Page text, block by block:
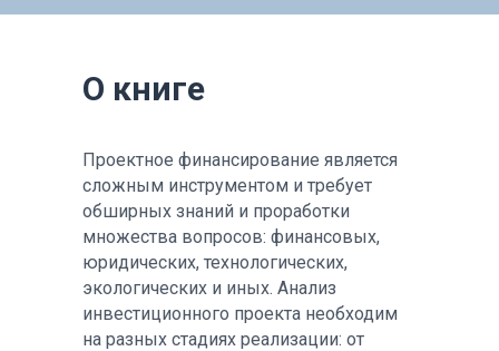
Проектное финансирование является
сложным инструментом и требует
обширных знаний и проработки
множества вопросов: финансовых,
юридических, технологических,
экологических и иных. Анализ
инвестиционного проекта необходим
на разных стадиях реализации: от
О книге